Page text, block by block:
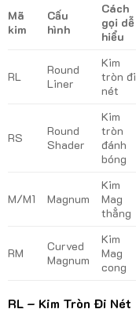
Mã
kim
Cấu
hình
Cách
gọi dễ
hiểu
RL
Round
Liner
Kim
tròn đi
nét
RS
Round
Shader
Kim
tròn
đánh
bóng
M/M1 Magnum
Kim
Mag
thẳng
RM
Curved
Magnum
Kim
Mag
cong
RL – Kim Tròn Đi Nét